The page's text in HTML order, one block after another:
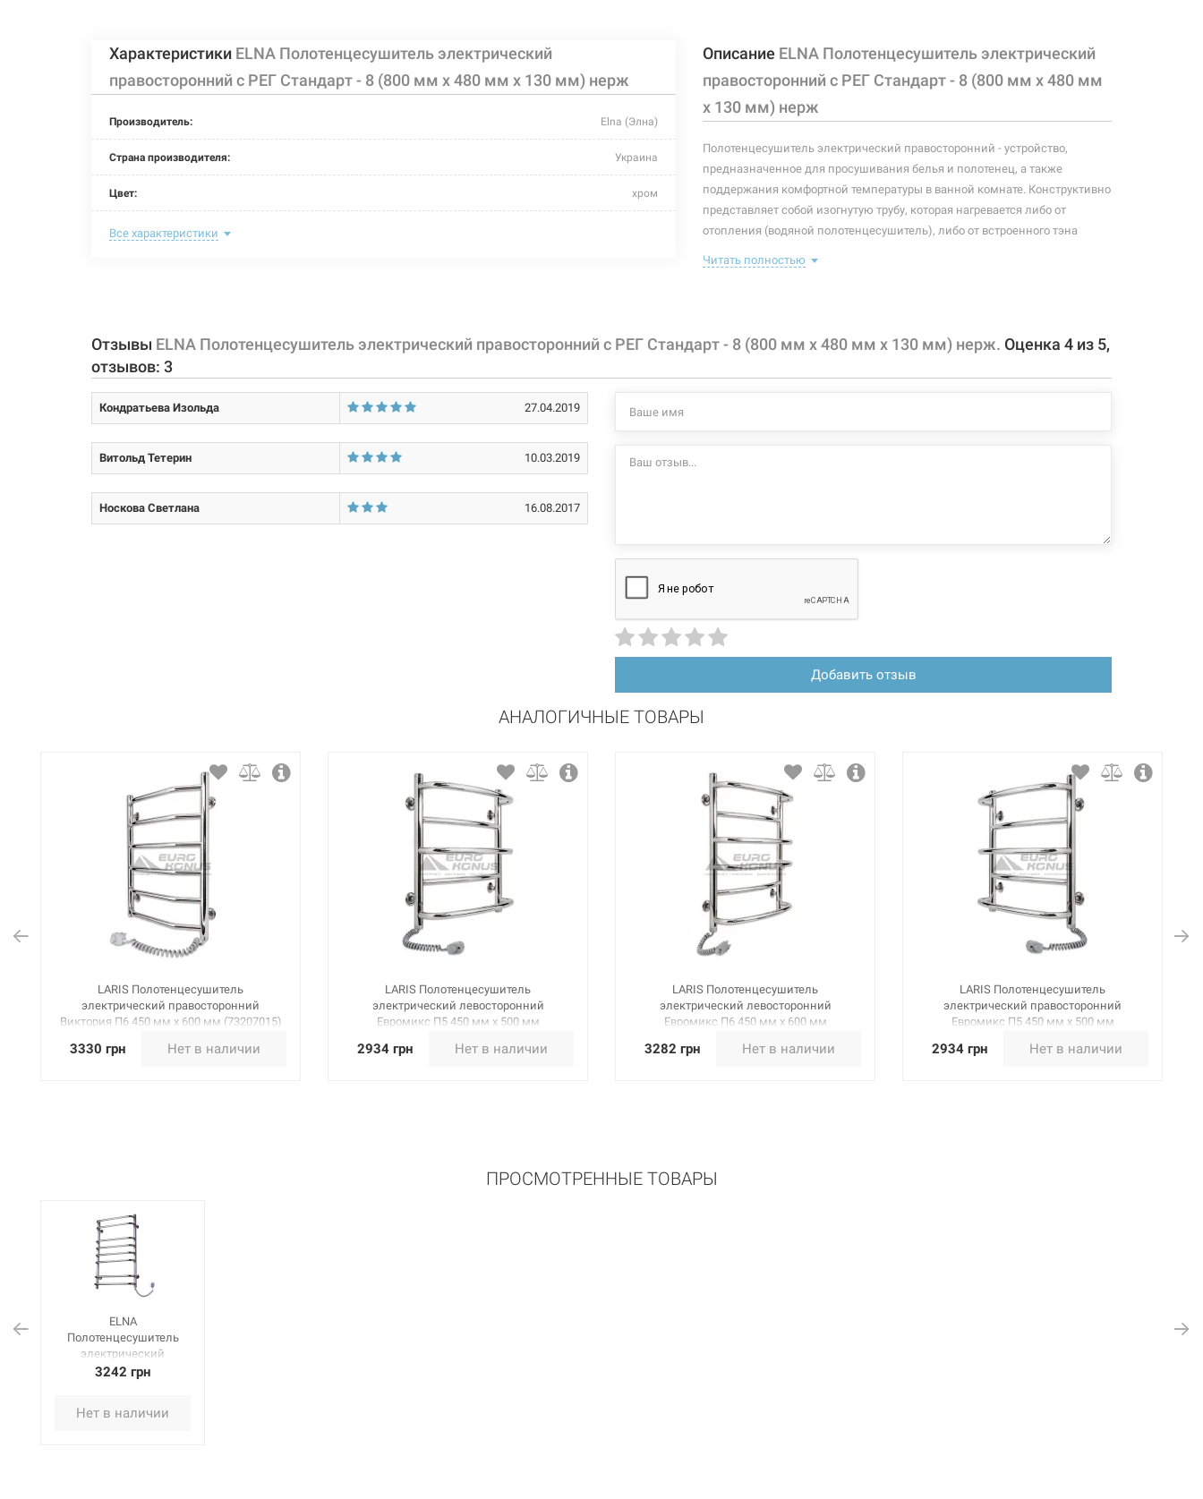
Характеристики ELNA Полотенцесушитель электрический
правосторонний с РЕГ Стандарт - 8 (800 мм х 480 мм х 130 мм) нерж
Производитель: Elna (Элна)
Страна производителя: Украина
Цвет: хром
Ширина:
Мощность: 125 Вт
Максимальная температура:
Тип крепления: стационарный
Тип подключения: правосторонний
Покрытие корпуса:
Все характеристики
Описание ELNA Полотенцесушитель электрический
правосторонний с РЕГ Стандарт - 8 (800 мм х 480 мм
х 130 мм) нерж
Полотенцесушитель электрический правосторонний - устройство,
предназначенное для просушивания белья и полотенец, а также
поддержания комфортной температуры в ванной комнате. Конструктивно
представляет собой изогнутую трубу, которая нагревается либо от
отопления (водяной полотенцесушитель), либо от встроенного тэна
подобранный полотенцесушитель станет незаменимым элементом
могут изменяться производителем без уведомления. За внесенные
Читать полностью
Отзывы ELNA Полотенцесушитель электрический правосторонний с РЕГ Стандарт - 8 (800 мм х 480 мм х 130 мм) нерж. Оценка 4 из 5,
отзывов: 3
Кондратьева Изольда 27.04.2019
Витольд Тетерин 10.03.2019
Носкова Светлана 16.08.2017
Добавить отзыв
АНАЛОГИЧНЫЕ ТОВАРЫ
LARIS Полотенцесушитель
электрический правосторонний
Виктория П6 450 мм х 600 мм (73207015)
3330 грн Нет в наличии
LARIS Полотенцесушитель
электрический левосторонний
Евромикс П5 450 мм х 500 мм
2934 грн Нет в наличии
LARIS Полотенцесушитель
электрический левосторонний
Евромикс П6 450 мм х 600 мм
3282 грн Нет в наличии
LARIS Полотенцесушитель
электрический правосторонний
Евромикс П5 450 мм х 500 мм
2934 грн Нет в наличии
ПРОСМОТРЕННЫЕ ТОВАРЫ
ELNA
Полотенцесушитель
электрический
правосторонний с РЕГ
3242 грн
Нет в наличии